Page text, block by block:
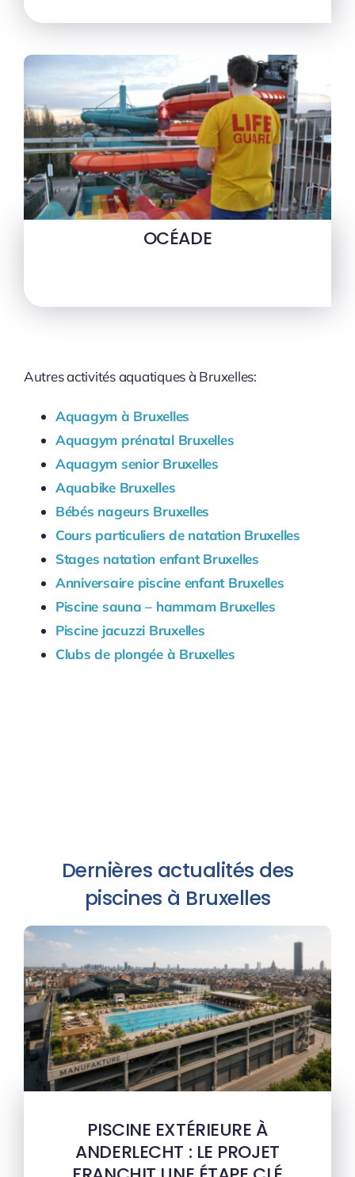
OCÉADE
Autres activités aquatiques à Bruxelles:
Aquagym à Bruxelles
Aquagym prénatal Bruxelles
Aquagym senior Bruxelles
Aquabike Bruxelles
Bébés nageurs Bruxelles
Cours particuliers de natation Bruxelles
Stages natation enfant Bruxelles
Anniversaire piscine enfant Bruxelles
Piscine sauna – hammam Bruxelles
Piscine jacuzzi Bruxelles
Clubs de plongée à Bruxelles
Dernières actualités des
piscines à Bruxelles
PISCINE EXTÉRIEURE À
ANDERLECHT : LE PROJET